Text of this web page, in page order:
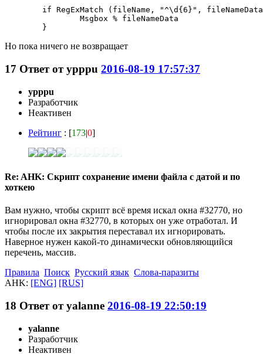
Но пока ничего не возвращает
17 Ответ отypppu 2016-08-19 17:57:37
ypppu
Разработчик
Неактивен
Рейтинг : [173|0]
Re: AHK: Скрипт сохранение имени файла с датой и по
хоткею
Вам нужно, чтобы скрипт всё время искал окна #32770, но
игнорировал окна #32770, в которых он уже отработал. И
чтобы после их закрытия переставал их игнорировать.
Наверное нужен какой-то динамически обновляющийся
перечень, массив.
Правила Поиск Русский язык Слова-паразиты
AHK: [ENG] [RUS]
18 Ответ отyalanne 2016-08-19 22:50:19
yalanne
Разработчик
Неактивен